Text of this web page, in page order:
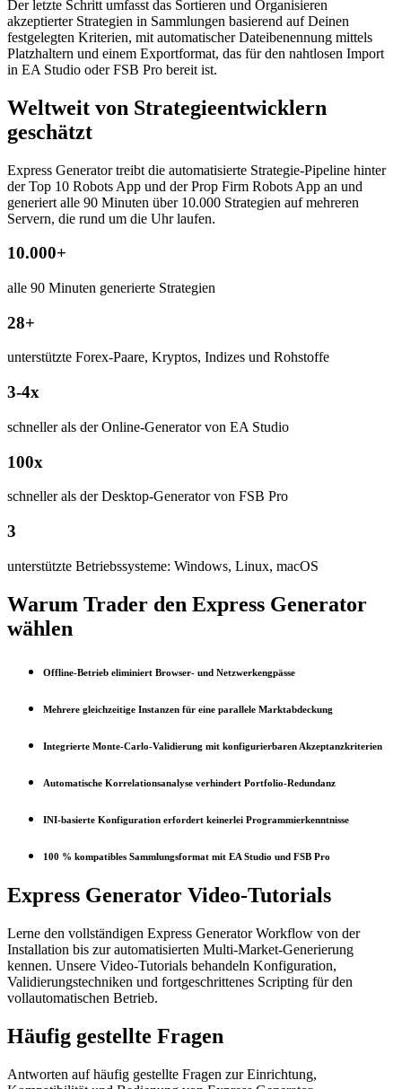
Der letzte Schritt umfasst das Sortieren und Organisieren
akzeptierter Strategien in Sammlungen basierend auf Deinen
festgelegten Kriterien, mit automatischer Dateibenennung mittels
Platzhaltern und einem Exportformat, das für den nahtlosen Import
in EA Studio oder FSB Pro bereit ist.
Weltweit von Strategieentwicklern
geschätzt
Express Generator treibt die automatisierte Strategie-Pipeline hinter
der Top 10 Robots App und der Prop Firm Robots App an und
generiert alle 90 Minuten über 10.000 Strategien auf mehreren
Servern, die rund um die Uhr laufen.
10.000+
alle 90 Minuten generierte Strategien
28+
unterstützte Forex-Paare, Kryptos, Indizes und Rohstoffe
3-4x
schneller als der Online-Generator von EA Studio
100x
schneller als der Desktop-Generator von FSB Pro
3
unterstützte Betriebssysteme: Windows, Linux, macOS
Warum Trader den Express Generator
wählen
Offline-Betrieb eliminiert Browser- und Netzwerkengpässe
Mehrere gleichzeitige Instanzen für eine parallele Marktabdeckung
Integrierte Monte-Carlo-Validierung mit konfigurierbaren Akzeptanzkriterien
Automatische Korrelationsanalyse verhindert Portfolio-Redundanz
INI-basierte Konfiguration erfordert keinerlei Programmierkenntnisse
100 % kompatibles Sammlungsformat mit EA Studio und FSB Pro
Express Generator Video-Tutorials
Lerne den vollständigen Express Generator Workflow von der
Installation bis zur automatisierten Multi-Market-Generierung
kennen. Unsere Video-Tutorials behandeln Konfiguration,
Validierungstechniken und fortgeschrittenes Scripting für den
vollautomatischen Betrieb.
Häufig gestellte Fragen
Antworten auf häufig gestellte Fragen zur Einrichtung,